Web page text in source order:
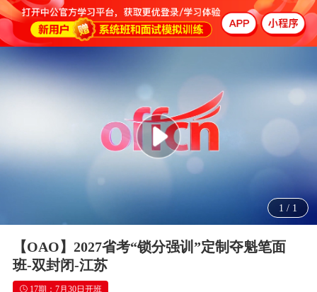
1 / 1
【OAO】2027省考“锁分强训”定制夺魁笔面
班-双封闭-江苏
17期：7月30日开班